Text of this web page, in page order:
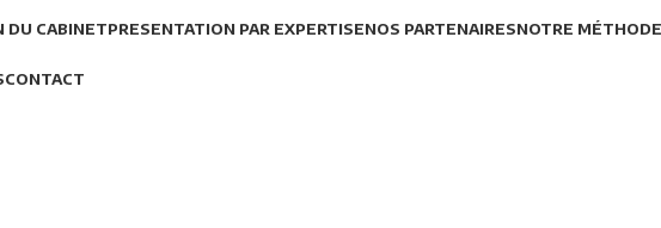
DU CABINETPRESENTATION PAR EXPERTISENOS PARTENAIRESNOTRE MÉTHODE
CONTACT